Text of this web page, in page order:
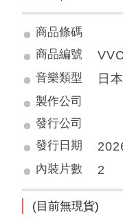
商品條碼
商品編號
音樂類型 日
製作公司
發行公司
發行日期
內裝片數 2 (
(目前無現貨)